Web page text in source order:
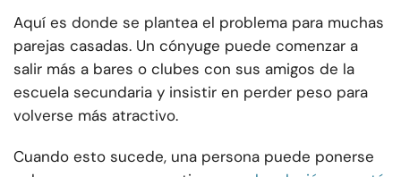
Aquí es donde se plantea el problema para muchas
parejas casadas. Un cónyuge puede comenzar a
salir más a bares o clubes con sus amigos de la
escuela secundaria y insistir en perder peso para
volverse más atractivo.
Cuando esto sucede, una persona puede ponerse